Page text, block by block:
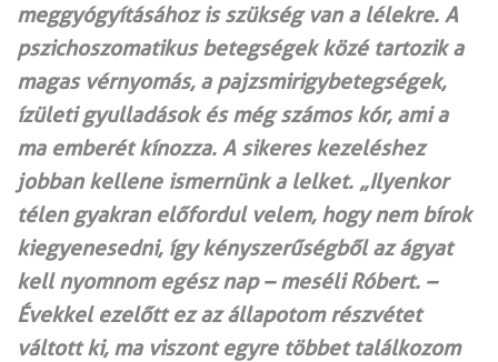
meggyógyításához is szükség van a lélekre. A
pszichoszomatikus betegségek közé tartozik a
magas vérnyomás, a pajzsmirigybetegségek,
ízületi gyulladások és még számos kór, ami a
ma emberét kínozza. A sikeres kezeléshez
jobban kellene ismernünk a lelket. „Ilyenkor
télen gyakran előfordul velem, hogy nem bírok
kiegyenesedni, így kényszerűségből az ágyat
kell nyomnom egész nap – meséli Róbert. –
Évekkel ezelőtt ez az állapotom részvétet
váltott ki, ma viszont egyre többet találkozom